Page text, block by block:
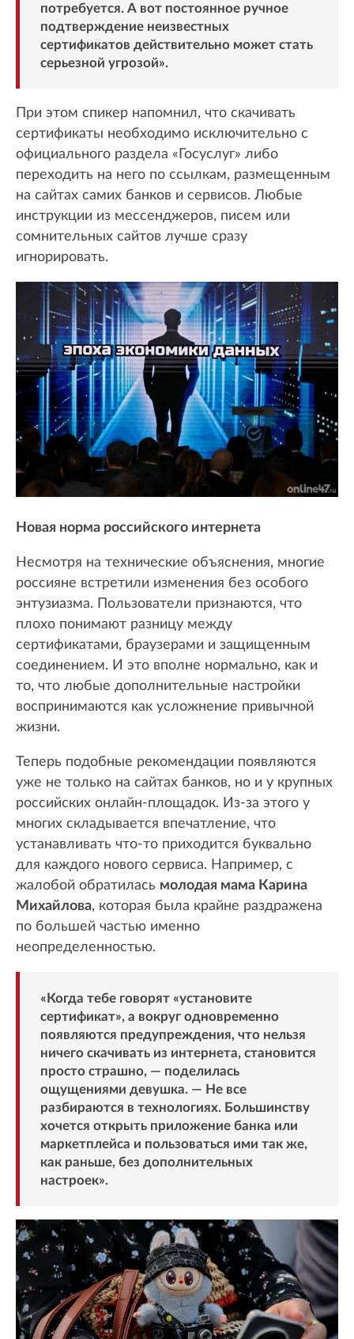
потребуется. А вот постоянное ручное
подтверждение неизвестных
сертификатов действительно может стать
серьезной угрозой».
При этом спикер напомнил, что скачивать
сертификаты необходимо исключительно с
официального раздела «Госуслуг» либо
переходить на него по ссылкам, размещенным
на сайтах самих банков и сервисов. Любые
инструкции из мессенджеров, писем или
сомнительных сайтов лучше сразу
игнорировать.
Новая норма российского интернета
Несмотря на технические объяснения, многие
россияне встретили изменения без особого
энтузиазма. Пользователи признаются, что
плохо понимают разницу между
сертификатами, браузерами и защищенным
соединением. И это вполне нормально, как и
то, что любые дополнительные настройки
воспринимаются как усложнение привычной
жизни.
Теперь подобные рекомендации появляются
уже не только на сайтах банков, но и у крупных
российских онлайн-площадок. Из-за этого у
многих складывается впечатление, что
устанавливать что-то приходится буквально
для каждого нового сервиса. Например, с
жалобой обратилась молодая мама Карина
Михайлова, которая была крайне раздражена
по большей частью именно
неопределенностью.
«Когда тебе говорят «установите
сертификат», а вокруг одновременно
появляются предупреждения, что нельзя
ничего скачивать из интернета, становится
просто страшно, — поделилась
ощущениями девушка. — Не все
разбираются в технологиях. Большинству
хочется открыть приложение банка или
маркетплейса и пользоваться ими так же,
как раньше, без дополнительных
настроек».